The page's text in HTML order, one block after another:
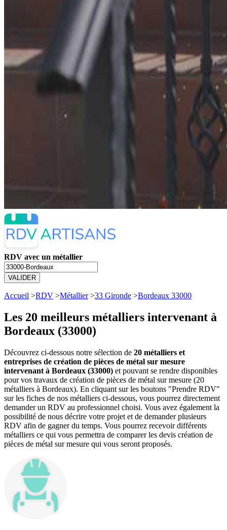
RDV avec un métallier
VALIDER
Accueil >RDV >Métallier>33 Gironde >Bordeaux 33000
Les 20 meilleurs métalliers intervenant à
Bordeaux (33000)
Découvrez ci-dessous notre sélection de 20 métalliers et
entreprises de création de pièces de métal sur mesure
intervenant à Bordeaux (33000) et pouvant se rendre disponibles
pour vos travaux de création de pièces de métal sur mesure (20
métalliers à Bordeaux). En cliquant sur les boutons "Prendre RDV"
sur les fiches de nos métalliers ci-dessous, vous pourrez directement
demander un RDV au professionnel choisi. Vous avez également la
possibilité de nous décrire votre projet et de demander plusieurs
RDV afin de gagner du temps. Vous pourrez recevoir différents
métalliers ce qui vous permettra de comparer les devis création de
pièces de métal sur mesure qui vous seront proposés.